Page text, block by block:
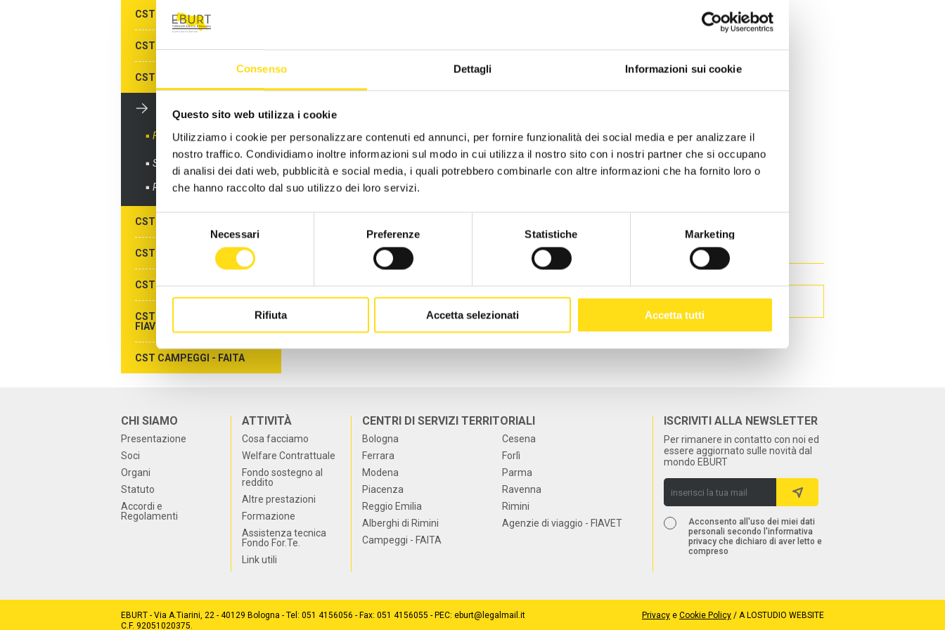
Consenso Dettagli Informazioni sui cookie
Questo sito web utilizza i cookie
Utilizziamo i cookie per personalizzare contenuti ed annunci, per fornire funzionalità dei social media e per analizzare il
nostro traffico. Condividiamo inoltre informazioni sul modo in cui utilizza il nostro sito con i nostri partner che si occupano
di analisi dei dati web, pubblicità e social media, i quali potrebbero combinarle con altre informazioni che ha fornito loro o
che hanno raccolto dal suo utilizzo dei loro servizi.
Necessari Preferenze Statistiche Marketing
Rifiuta Accetta selezionati Accetta tutti
CST Reggio Emilia
CST Alberghi di Rimini
CST Campeggi - FAITA
2017
CST MODENA
CST PARMA
CST PIACENZA
CST RAVENNA
Formazione gratuita
Sportelli informativi
Richiedi info
CST REGGIO EMILIA
CST RIMINI
CST ALBERGHI DI RIMINI
CST AGENZIE DI VIAGGIO -
FIAVET
CST CAMPEGGI - FAITA
ENTE FORMATIVO: ISCOM FORMAZIONE PER LE IMPRESE
INFORMAZIONI UTILI:
IL CORSO SI SVOLGERA' PRESSO:
ACCADEMIA DELL'OSPITALITA' - GALLERIA ZOFFOLI 4 - 48015 CERVIA
PER INFORMAZIONI:
accademiaospitalità@iscomcervia.it
RICHIEDI INFORMAZIONI
CHI SIAMO
Presentazione
Soci
Organi
Statuto
Accordi e
Regolamenti
ATTIVITÀ
Cosa facciamo
Welfare Contrattuale
Fondo sostegno al
reddito
Altre prestazioni
Formazione
Assistenza tecnica
Fondo For.Te.
Link utili
CENTRI DI SERVIZI TERRITORIALI
Bologna
Cesena
Ferrara
Forlì
Modena
Parma
Piacenza
Ravenna
Reggio Emilia
Rimini
Alberghi di Rimini
Agenzie di viaggio - FIAVET
Campeggi - FAITA
ISCRIVITI ALLA NEWSLETTER
Per rimanere in contatto con noi ed
essere aggiornato sulle novità dal
mondo EBURT
Acconsento all'uso dei miei dati
personali secondo l'informativa
privacy che dichiaro di aver letto e
compreso
EBURT - Via A.Tiarini, 22 - 40129 Bologna - Tel: 051 4156056 - Fax: 051 4156055 - PEC: eburt@legalmail.it
C.F. 92051020375.
Privacye Cookie Policy/ A LOSTUDIO WEBSITE